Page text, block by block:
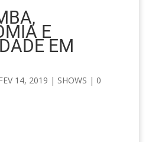
E
EM
14, 2019 | SHOWS | 0